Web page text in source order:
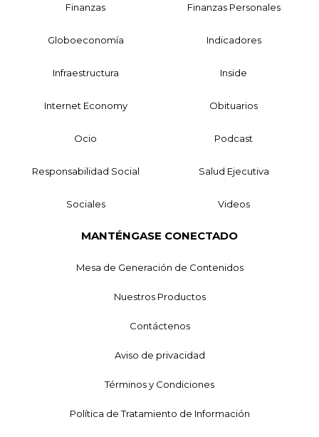
Finanzas Finanzas Personales
Globoeconomía Indicadores
Infraestructura Inside
Internet Economy Obituarios
Ocio Podcast
Responsabilidad Social Salud Ejecutiva
Sociales Videos
MANTÉNGASE CONECTADO
Mesa de Generación de Contenidos
Nuestros Productos
Contáctenos
Aviso de privacidad
Términos y Condiciones
Política de Tratamiento de Información